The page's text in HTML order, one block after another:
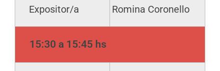
Expositor/a Romina Coronello
15:30 a 15:45 hs